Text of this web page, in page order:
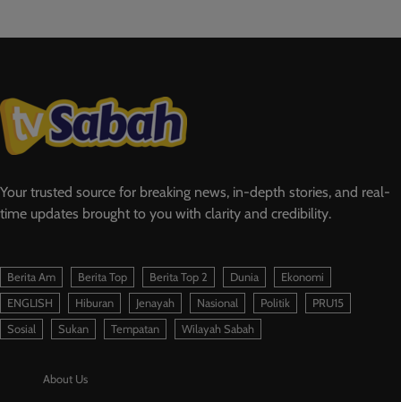
Your trusted source for breaking news, in-depth stories, and real-
time updates brought to you with clarity and credibility.
Berita Am Berita Top Berita Top 2 Dunia
Ekonomi
ENGLISH
Hiburan Jenayah Nasional Politik
PRU15
Sosial
Sukan Tempatan Wilayah Sabah
About Us